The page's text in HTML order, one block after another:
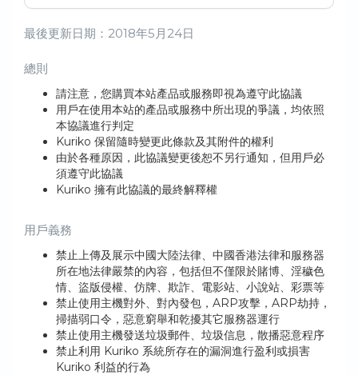
最後更新日期：2018年5月24日
總則
請注意，您購買本站產品或服務即視為遵守此協議
用戶在使用本站的產品或服務中所出現的爭議，均依照
本協議進行判定
Kuriko 保留隨時變更此條款及其附件的權利
由於各種原因，此協議變更後恕不另行通知，但用戶必
須遵守此協議
Kuriko 擁有此協議的最終解釋權
用戶義務
禁止上傳及展示中國大陸法律、中國香港法律和服務器
所在地法律嚴禁的內容，包括但不僅限於賭博、淫穢色
情、盜版侵權、仿牌、欺詐、電影站、小說站、彩票等
禁止使用主機對外、對內發包，ARP攻擊，ARP劫持，
掃描弱口令，惡意窮舉和乾擾其它服務器運行
禁止使用主機發送垃圾郵件、垃圾信息，散播惡意程序
禁止利用 Kuriko 系統所存在的漏洞進行盈利或損害
Kuriko 利益的行為